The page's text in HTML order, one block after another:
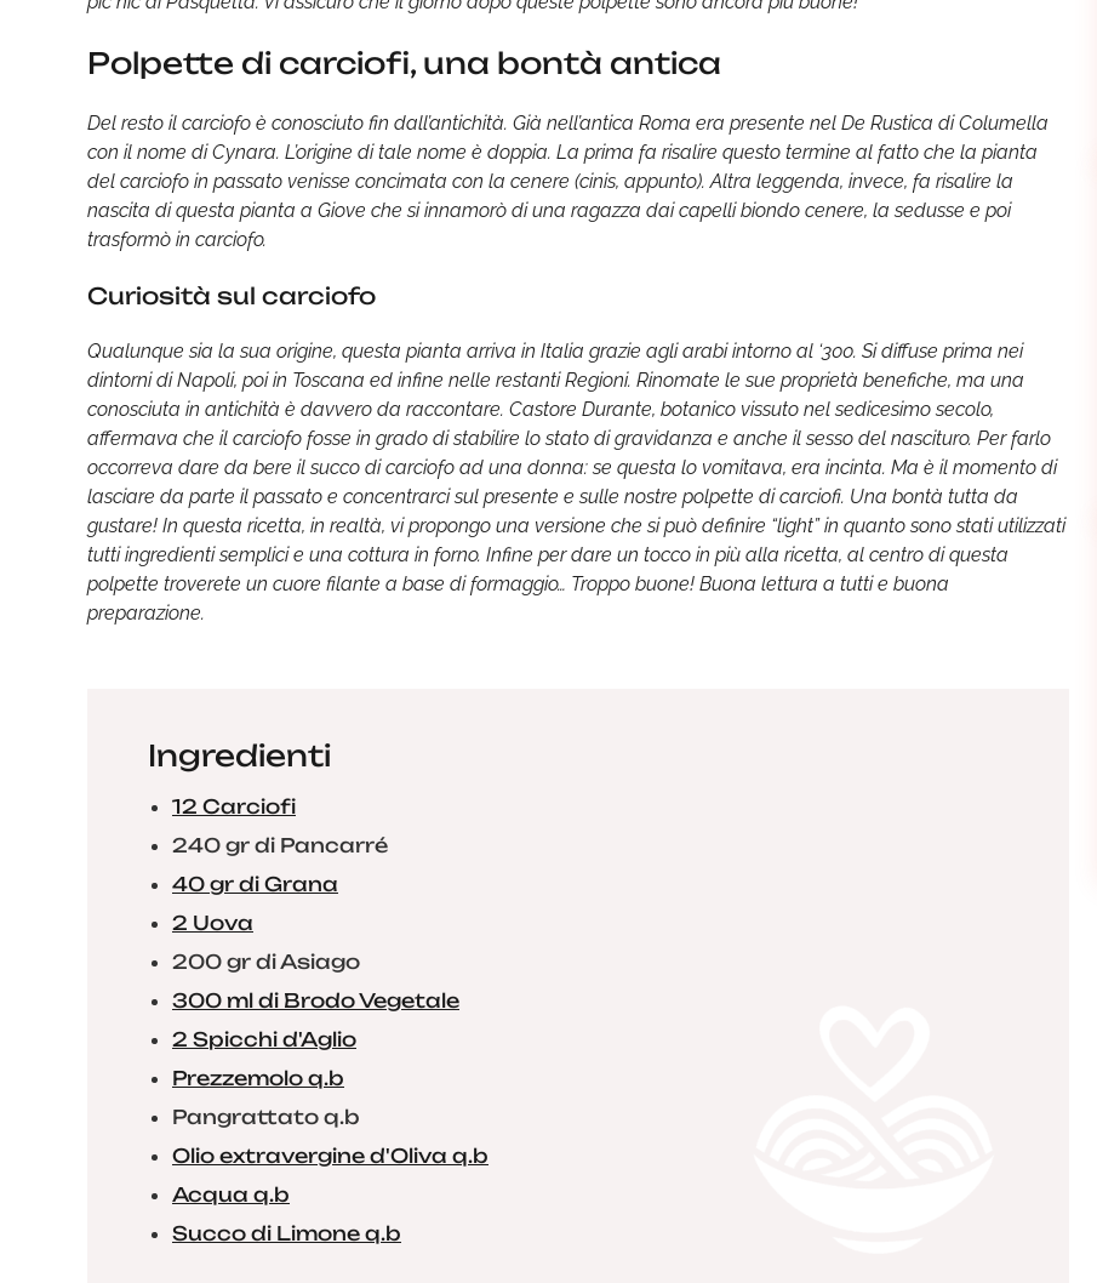
Polpette di carciofi, una bontà antica
Del resto il carciofo è conosciuto fin dall’antichità. Già nell’antica Roma era presente nel De Rustica di Columella
con il nome di Cynara. L’origine di tale nome è doppia. La prima fa risalire questo termine al fatto che la pianta
del carciofo in passato venisse concimata con la cenere (cinis, appunto). Altra leggenda, invece, fa risalire la
nascita di questa pianta a Giove che si innamorò di una ragazza dai capelli biondo cenere, la sedusse e poi
trasformò in carciofo.
Curiosità sul carciofo
Qualunque sia la sua origine, questa pianta arriva in Italia grazie agli arabi intorno al ‘300. Si diffuse prima nei
dintorni di Napoli, poi in Toscana ed infine nelle restanti Regioni. Rinomate le sue proprietà benefiche, ma una
conosciuta in antichità è davvero da raccontare. Castore Durante, botanico vissuto nel sedicesimo secolo,
affermava che il carciofo fosse in grado di stabilire lo stato di gravidanza e anche il sesso del nascituro. Per farlo
occorreva dare da bere il succo di carciofo ad una donna: se questa lo vomitava, era incinta. Ma è il momento di
lasciare da parte il passato e concentrarci sul presente e sulle nostre polpette di carciofi. Una bontà tutta da
gustare! In questa ricetta, in realtà, vi propongo una versione che si può definire “light” in quanto sono stati utilizzati
tutti ingredienti semplici e una cottura in forno. Infine per dare un tocco in più alla ricetta, al centro di questa
polpette troverete un cuore filante a base di formaggio… Troppo buone! Buona lettura a tutti e buona
preparazione.
Ingredienti
12 Carciofi
240 gr di Pancarré
40 gr di Grana
2 Uova
200 gr di Asiago
300 ml di Brodo Vegetale
2 Spicchi d'Aglio
Prezzemolo q.b
Pangrattato q.b
Olio extravergine d'Oliva q.b
Acqua q.b
Succo di Limone q.b